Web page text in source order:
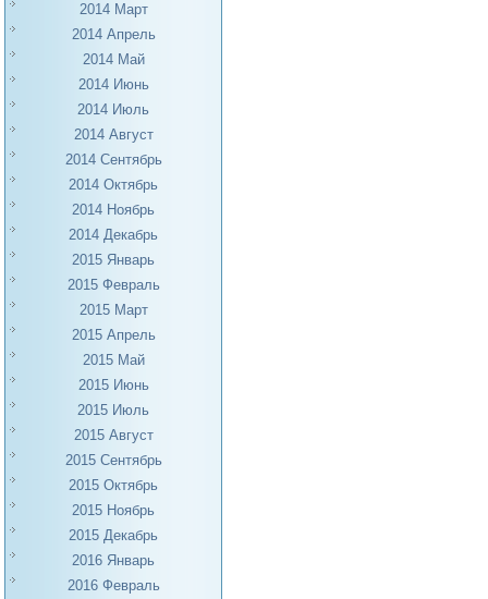
2014 Март
2014 Апрель
2014 Май
2014 Июнь
2014 Июль
2014 Август
2014 Сентябрь
2014 Октябрь
2014 Ноябрь
2014 Декабрь
2015 Январь
2015 Февраль
2015 Март
2015 Апрель
2015 Май
2015 Июнь
2015 Июль
2015 Август
2015 Сентябрь
2015 Октябрь
2015 Ноябрь
2015 Декабрь
2016 Январь
2016 Февраль